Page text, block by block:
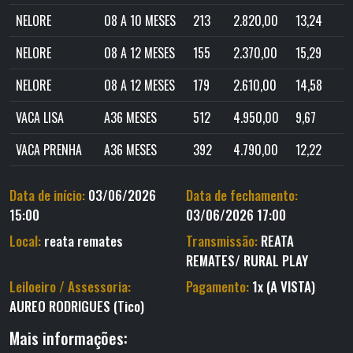
NELORE
08 A 10 MESES 213 2.820,00
13,24
NELORE
08 A 12 MESES 155 2.370,00
15,29
NELORE
08 A 12 MESES 179 2.610,00
14,58
VACA LISA
A36 MESES 512 4.950,00
9,67
VACA PRENHA
A36 MESES 392 4.790,00 12,22
Data de início: 03/06/2026
15:00
Data de fechamento:
03/06/2026 17:00
Local: reata remates Transmissão: REATA
REMATES/ RURAL PLAY
Leiloeiro / Assessoria:
AUREO RODRIGUES (Tico)
Pagamento: 1x (A VISTA)
Mais informações: